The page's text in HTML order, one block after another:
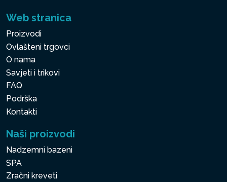
Web stranica
Proizvodi
Ovlašteni trgovci
O nama
Savjeti i trikovi
FAQ
Podrška
Kontakti
Naši proizvodi
Nadzemni bazeni
SPA
Zračni kreveti